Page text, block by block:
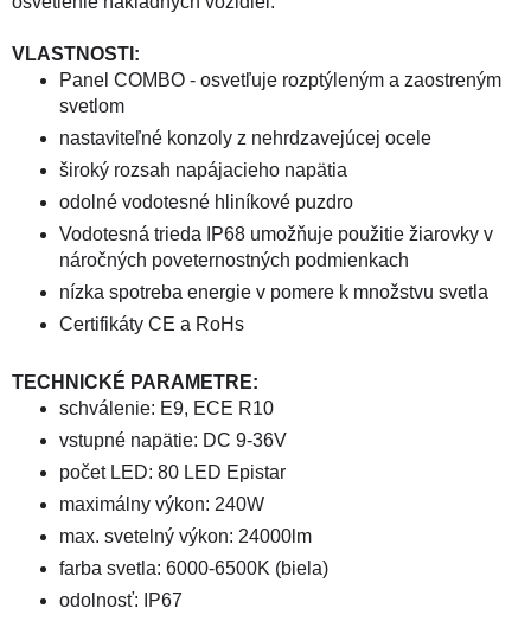
VLASTNOSTI:
Panel COMBO - osvetľuje rozptýleným a zaostreným
svetlom
nastaviteľné konzoly z nehrdzavejúcej ocele
široký rozsah napájacieho napätia
odolné vodotesné hliníkové puzdro
Vodotesná trieda IP68 umožňuje použitie žiarovky v
náročných poveternostných podmienkach
nízka spotreba energie v pomere k množstvu svetla
Certifikáty CE a RoHs
TECHNICKÉ PARAMETRE:
schválenie: E9, ECE R10
vstupné napätie: DC 9-36V
počet LED: 80 LED Epistar
maximálny výkon: 240W
max. svetelný výkon: 24000lm
farba svetla: 6000-6500K (biela)
odolnosť: IP67